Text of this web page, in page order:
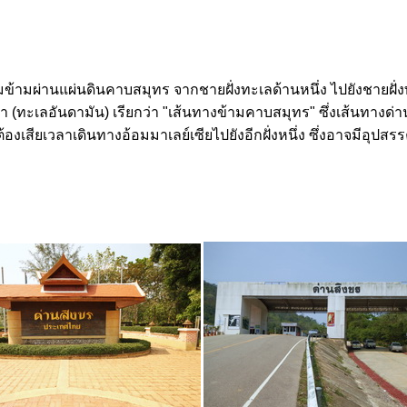
ามผ่านแผ่นดินคาบสมุทร จากชายฝั่งทะเลด้านหนึ่ง ไปยังชายฝั่
(ทะเลอันดามัน) เรียกว่า "เส้นทางข้ามคาบสมุทร" ซึ่งเส้นทางด่
งเสียเวลาเดินทางอ้อมมาเลย์เซียไปยังอีกฝั่งหนึ่ง ซึ่งอาจมีอุปส